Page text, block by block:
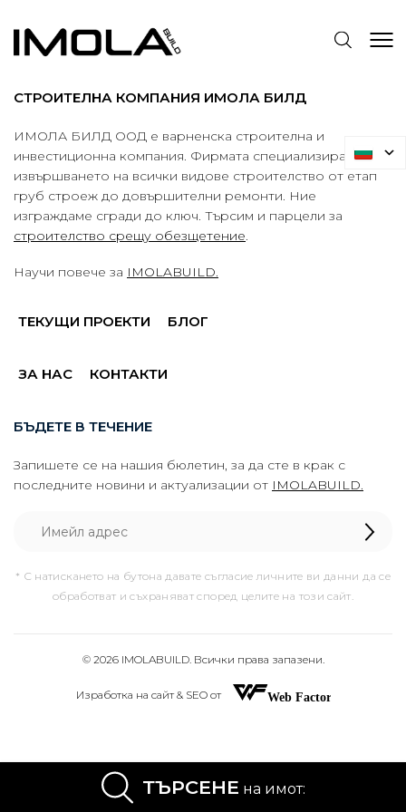
СТРОИТЕЛНА КОМПАНИЯ ИМОЛА БИЛД
ИМОЛА БИЛД ООД е варненска строителна и
инвестиционна компания. Фирмата специализира в
извършването на всички видове строителство от етап
груб строеж до довършителни ремонти. Ние
изграждаме сгради до ключ. Търсим и парцели за
строителство срещу обезщетение.
Научи повече за IMOLABUILD.
ТЕКУЩИ ПРОЕКТИ БЛОГ
ЗА НАС КОНТАКТИ
БЪДЕТЕ В ТЕЧЕНИЕ
Запишете се на нашия бюлетин, за да сте в крак с
последните новини и актуализации от IMOLABUILD.
* С натискането на бутона давате съгласие личните ви данни да се
обработват и съхраняват според целите на този сайт.
© 2026 IMOLABUILD. Всички права запазени.
Изработка на сайт & SEO от
ТЪРСЕНЕ на имот: